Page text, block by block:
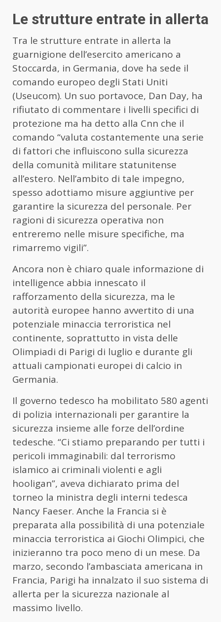
Le strutture entrate in allerta
Tra le strutture entrate in allerta la
guarnigione dell’esercito americano a
Stoccarda, in Germania, dove ha sede il
comando europeo degli Stati Uniti
(Useucom). Un suo portavoce, Dan Day, ha
rifiutato di commentare i livelli specifici di
protezione ma ha detto alla Cnn che il
comando “valuta costantemente una serie
di fattori che influiscono sulla sicurezza
della comunità militare statunitense
all’estero. Nell’ambito di tale impegno,
spesso adottiamo misure aggiuntive per
garantire la sicurezza del personale. Per
ragioni di sicurezza operativa non
entreremo nelle misure specifiche, ma
rimarremo vigili”.
Ancora non è chiaro quale informazione di
intelligence abbia innescato il
rafforzamento della sicurezza, ma le
autorità europee hanno avvertito di una
potenziale minaccia terroristica nel
continente, soprattutto in vista delle
Olimpiadi di Parigi di luglio e durante gli
attuali campionati europei di calcio in
Germania.
Il governo tedesco ha mobilitato 580 agenti
di polizia internazionali per garantire la
sicurezza insieme alle forze dell’ordine
tedesche. “Ci stiamo preparando per tutti i
pericoli immaginabili: dal terrorismo
islamico ai criminali violenti e agli
hooligan”, aveva dichiarato prima del
torneo la ministra degli interni tedesca
Nancy Faeser. Anche la Francia si è
preparata alla possibilità di una potenziale
minaccia terroristica ai Giochi Olimpici, che
inizieranno tra poco meno di un mese. Da
marzo, secondo l’ambasciata americana in
Francia, Parigi ha innalzato il suo sistema di
allerta per la sicurezza nazionale al
massimo livello.